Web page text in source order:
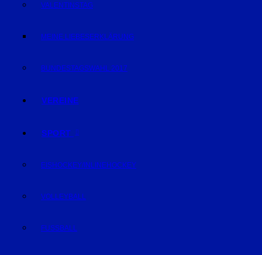
VALENTINSTAG
MEINE LIEBESERKLÄRUNG
BUNDESTAGSWAHL 2017
VEREINE
SPORT
EISHOCKEY/INLINEHOCKEY
VOLLEYBALL
FUSSBALL